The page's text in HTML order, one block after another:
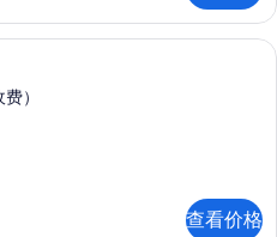
高档床上用品、加厚床垫、客房内保
）
查看价格